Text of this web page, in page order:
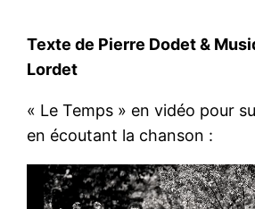
Texte de Pierre Dodet &
Lordet
« Le Temps » en vidéo pour
en écoutant la chanson :